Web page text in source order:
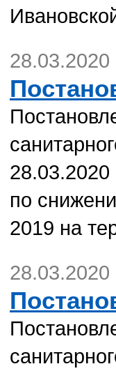
28.03.2020
по
2019 на
28.03.2020